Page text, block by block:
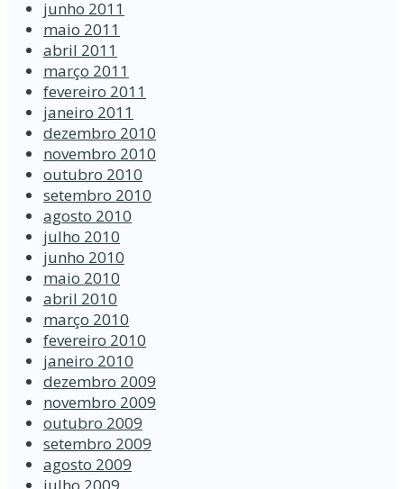
junho 2011
maio 2011
abril 2011
março 2011
fevereiro 2011
janeiro 2011
dezembro 2010
novembro 2010
outubro 2010
setembro 2010
agosto 2010
julho 2010
junho 2010
maio 2010
abril 2010
março 2010
fevereiro 2010
janeiro 2010
dezembro 2009
novembro 2009
outubro 2009
setembro 2009
agosto 2009